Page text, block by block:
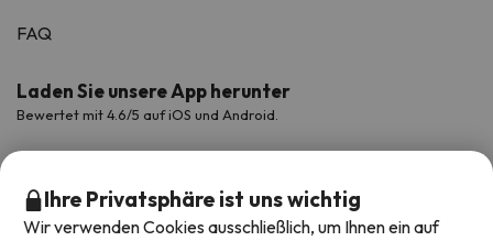
FAQ
Laden Sie unsere App herunter
Bewertet mit 4.6/5 auf iOS und Android.
Ihre Privatsphäre ist uns wichtig
Wir verwenden Cookies ausschließlich, um Ihnen ein auf